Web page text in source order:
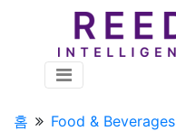
홈 Food & Beverages